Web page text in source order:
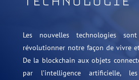
Les nouvelles technologies
révolutionner notre façon de vivre
De la blockchain aux objets
par l’intelligence artificielle,